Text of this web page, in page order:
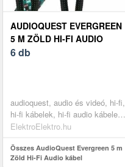
AUDIOQUEST EVERGREEN
5 M ZÖLD HI-FI AUDIO
KÁBEL
6 db
audioquest, audio és videó, hi-fi,
hi-fi kábelek, hi-fi audio kábelek,
green
ElektroElektro.hu
Összes AudioQuest Evergreen 5 m
Zöld Hi-Fi Audio kábel